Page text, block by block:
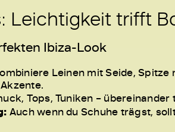
Leichtigkeit trifft
Ibiza-Look
Leinen mit Seide,
Tops, Tuniken –
Auch wenn du Schuhe trägst,